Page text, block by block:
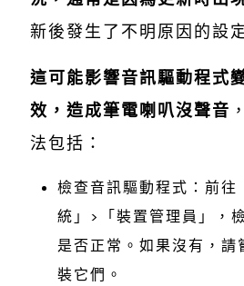
新後發生了不明原因的設
這可能影響音訊驅動程式
效，造成筆電喇叭沒聲音
法包括：
檢查音訊驅動程式：前往
統」>「裝置管理員」，
是否正常。如果沒有，請
裝它們。